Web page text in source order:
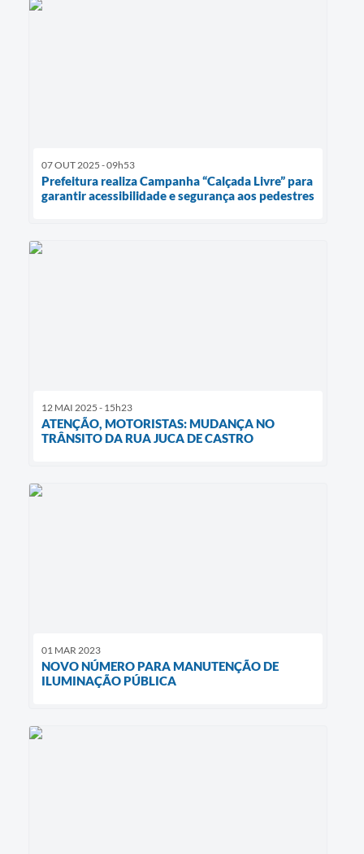
07 OUT 2025 - 09h53
Prefeitura realiza Campanha “Calçada Livre” para
garantir acessibilidade e segurança aos pedestres
12 MAI 2025 - 15h23
ATENÇÃO, MOTORISTAS: MUDANÇA NO
TRÂNSITO DA RUA JUCA DE CASTRO
01 MAR 2023
NOVO NÚMERO PARA MANUTENÇÃO DE
ILUMINAÇÃO PÚBLICA